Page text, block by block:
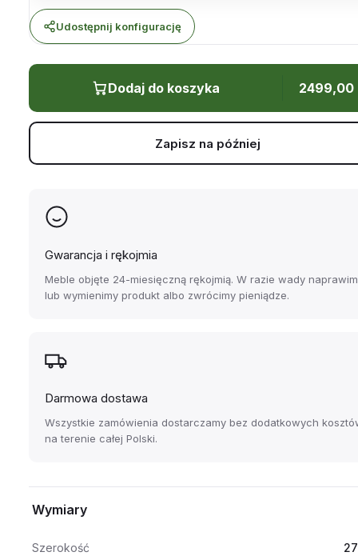
Udostępnij konfigurację
Dodaj do koszyka 2499,00
Zapisz na później
Gwarancja i rękojmia
Meble objęte 24-miesięczną rękojmią. W razie wady
lub wymienimy produkt albo zwrócimy pieniądze.
Darmowa dostawa
Wszystkie zamówienia dostarczamy bez dodatkowych
na terenie całej Polski.
Wymiary
Szerokość